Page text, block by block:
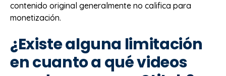
contenido original generalmente no califica para
monetización.
¿Existe alguna limitación
en cuanto a qué videos